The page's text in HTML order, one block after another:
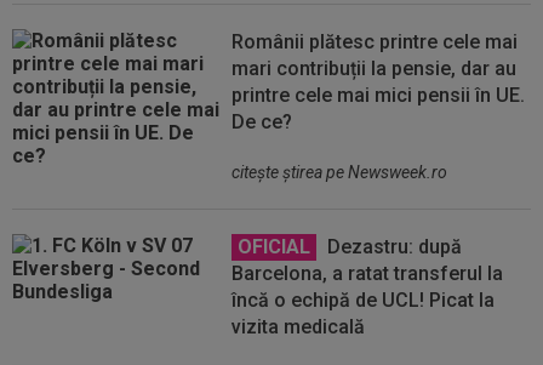
Românii plătesc printre cele mai
mari contribuții la pensie, dar au
printre cele mai mici pensii în UE.
De ce?
citeşte ştirea pe Newsweek.ro
OFICIAL
Dezastru: după
Barcelona, a ratat transferul la
încă o echipă de UCL! Picat la
vizita medicală